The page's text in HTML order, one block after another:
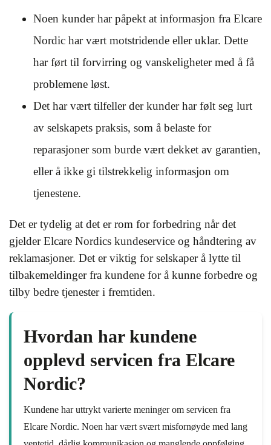
Noen kunder har påpekt at informasjon fra Elcare
Nordic har vært motstridende eller uklar. Dette
har ført til forvirring og vanskeligheter med å få
problemene løst.
Det har vært tilfeller der kunder har følt seg lurt
av selskapets praksis, som å belaste for
reparasjoner som burde vært dekket av garantien,
eller å ikke gi tilstrekkelig informasjon om
tjenestene.
Det er tydelig at det er rom for forbedring når det
gjelder Elcare Nordics kundeservice og håndtering av
reklamasjoner. Det er viktig for selskaper å lytte til
tilbakemeldinger fra kundene for å kunne forbedre og
tilby bedre tjenester i fremtiden.
Hvordan har kundene
opplevd servicen fra Elcare
Nordic?
Kundene har uttrykt varierte meninger om servicen fra
Elcare Nordic. Noen har vært svært misfornøyde med lang